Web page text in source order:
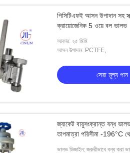
পিসিটিএফই আসন উপাদান সহ
ক্রায়োজেনিক 5 ওয়ে বল ভালভ
আকার: ২৫ মিমি
আসন উপাদান: PCTFE,
সেরা মূল্য পান
জ্যাকেট বায়ুসংক্রান্ত বন্ধ ভালভ
তাপমাত্রা পরিসীমা -196°C
ভালভ ডিজাইন: জরুরীভাবে বন্ধ করা